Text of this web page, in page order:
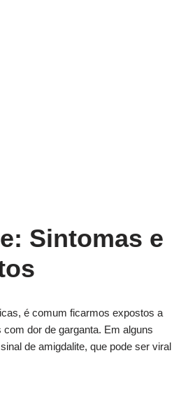
Sintomas e
é comum ficarmos expostos a
dor de garganta. Em alguns
de amigdalite, que pode ser viral